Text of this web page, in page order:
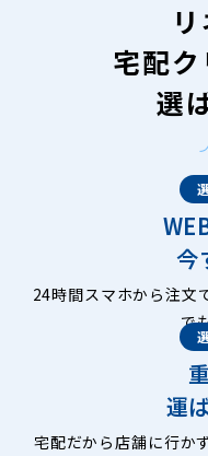
宅配
選
今
24時間スマホから注文
で
運
宅配だから店舗に行か